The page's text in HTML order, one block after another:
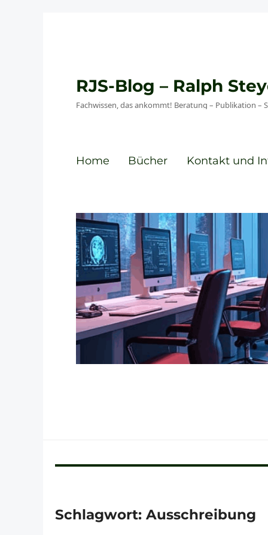
RJS-Blog – Ralph
Fachwissen, das ankommt! Beratung – Publikation –
Home Bücher Kontakt und
Schlagwort: Ausschreibung